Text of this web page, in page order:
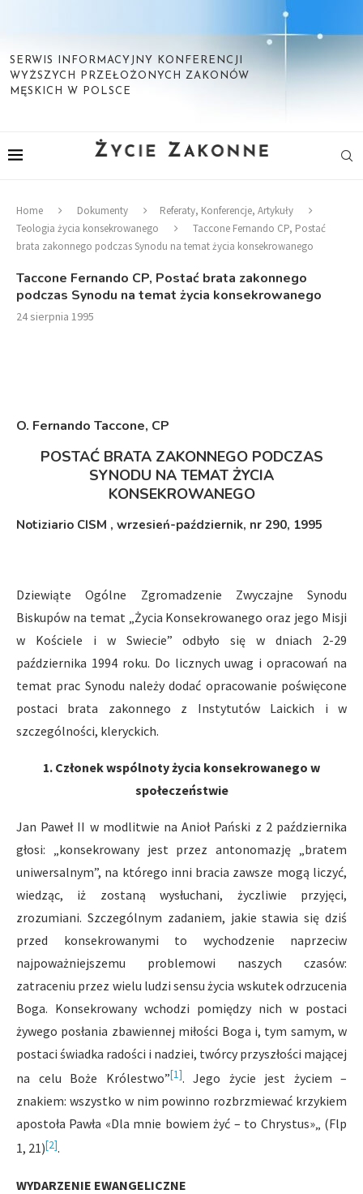
SERWIS INFORMACYJNY KONFERENCJI
WYŻSZYCH PRZEŁOŻONYCH ZAKONÓW
MĘSKICH W POLSCE
Home Dokumenty
Referaty, Konferencje, Artykuły
Teologia życia konsekrowanego
Taccone Fernando CP, Postać
brata zakonnego podczas Synodu na temat życia konsekrowanego
Taccone Fernando CP, Postać brata zakonnego
podczas Synodu na temat życia konsekrowanego
24 sierpnia 1995
O. Fernando Taccone, CP
POSTAĆ BRATA ZAKONNEGO PODCZAS
SYNODU NA TEMAT ŻYCIA
KONSEKROWANEGO
Notiziario CISM , wrzesień-październik, nr 290, 1995
Dziewiąte Ogólne Zgromadzenie Zwyczajne Synodu
Biskupów na temat „Życia Konsekrowanego oraz jego Misji
w Kościele i w Swiecie” odbyło się w dniach 2-29
października 1994 roku. Do licznych uwag i opracowań na
temat prac Synodu należy dodać opracowanie poświęcone
postaci brata zakonnego z Instytutów Laickich i w
szczególności, kleryckich.
1. Członek wspólnoty życia konsekrowanego w
społeczeństwie
Jan Paweł II w modlitwie na Anioł Pański z 2 października
głosi: „konsekrowany jest przez antonomazję „bratem
uniwersalnym”, na którego inni bracia zawsze mogą liczyć,
wiedząc, iż zostaną wysłuchani, życzliwie przyjęci,
zrozumiani. Szczególnym zadaniem, jakie stawia się dziś
przed konsekrowanymi to wychodzenie naprzeciw
najpoważniejszemu problemowi naszych czasów:
zatraceniu przez wielu ludzi sensu życia wskutek odrzucenia
Boga. Konsekrowany wchodzi pomiędzy nich w postaci
żywego posłania zbawiennej miłości Boga i, tym samym, w
postaci świadka radości i nadziei, twórcy przyszłości mającej
na celu Boże Królestwo”[1]. Jego życie jest życiem –
znakiem: wszystko w nim powinno rozbrzmiewać krzykiem
apostoła Pawła «Dla mnie bowiem żyć – to Chrystus»„ (Flp
1, 21)[2].
WYDARZENIE EWANGELICZNE